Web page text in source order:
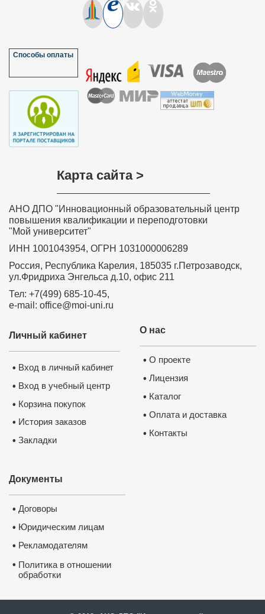
Способы оплаты
Карта сайта >
АНО ДПО "Инновационный образовательный центр
повышения квалификации и переподготовки
"Мой университет"
ИНН 1001043954, ОГРН 1031000006289
Россия, Республика Карелия, 185035 г.Петрозаводск,
ул.Фридриха Энгельса д.10, офис 211
Тел: +7(499) 685-10-45,
e-mail: office@moi-uni.ru
О нас
• О проекте
• Лицензия
• Каталог
• Оплата и доставка
• Контакты
Личный кабинет
• Вход в личный кабинет
• Вход в учебный центр
• Корзина покупок
• История заказов
• Закладки
Документы
• Договоры
• Юридическим лицам
• Рекламодателям
• Политика в отношении
обработки